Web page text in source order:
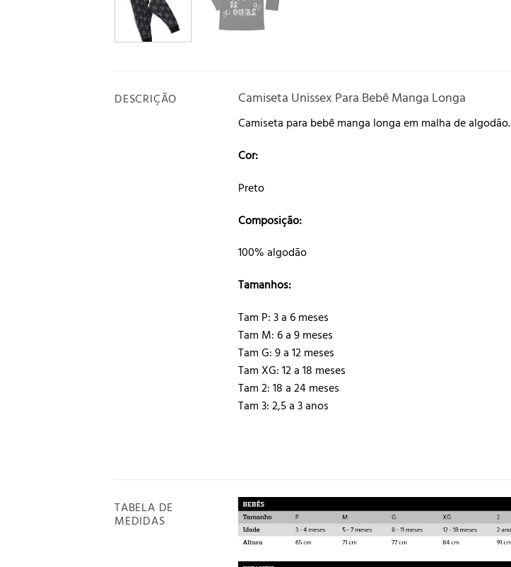
DESCRIÇÃO Camiseta Unissex Para Bebê Manga Longa
Camiseta para bebê manga longa em malha de algodão.
Cor:
Preto
Composição:
100% algodão
Tamanhos:
Tam P: 3 a 6 meses
Tam M: 6 a 9 meses
Tam G: 9 a 12 meses
Tam XG: 12 a 18 meses
Tam 2: 18 a 24 meses
Tam 3: 2,5 a 3 anos
TABELA DE
MEDIDAS